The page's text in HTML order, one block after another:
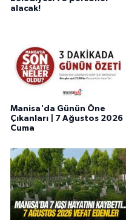
alacak!
Manisa'da Günün Öne
Çıkanları | 7 Ağustos 2026
Cuma